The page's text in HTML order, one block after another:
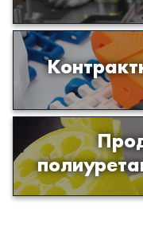
и
Продажа